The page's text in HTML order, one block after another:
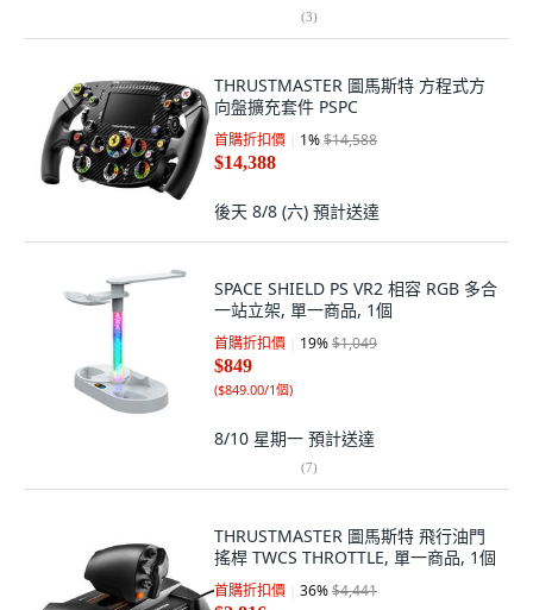
(3)
THRUSTMASTER 圖馬斯特 方程式方
向盤擴充套件 PSPC
首購折扣價 1%$14,588
$14,388
後天 8/8 (六) 預計送達
SPACE SHIELD PS VR2 相容 RGB 多合
一站立架, 單一商品, 1個
首購折扣價 19%$1,049
$849
($849.00/1個)
8/10 星期一 預計送達
(7)
THRUSTMASTER 圖馬斯特 飛行油門
搖桿 TWCS THROTTLE, 單一商品, 1個
首購折扣價 36%$4,441